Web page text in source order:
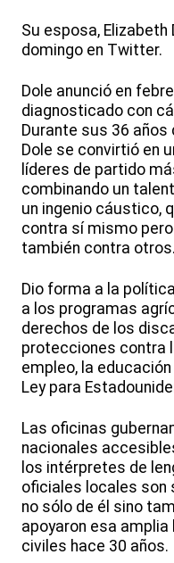
Su esposa,
domingo en Twitter.
Dole anunció en
diagnosticado con
Durante sus 36 años
Dole se convirtió en
líderes de partido
combinando un
un ingenio cáustico,
contra sí mismo
también contra otros.
Dio forma a la
a los programas
derechos de los
protecciones contra
empleo, la
Ley para
Las oficinas
nacionales
los intérpretes de
oficiales locales son
no sólo de él sino
apoyaron esa
civiles hace 30 años.